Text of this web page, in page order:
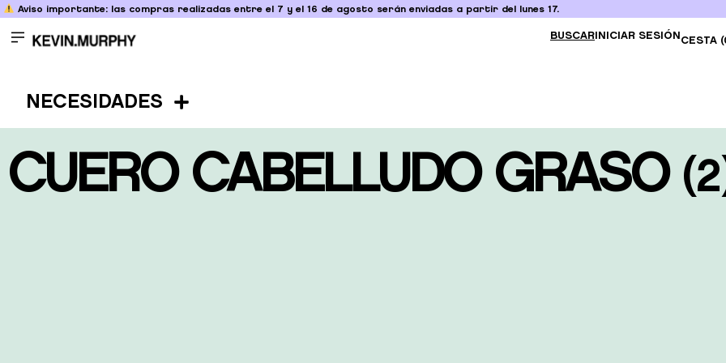
Aviso importante: las compras realizadas entre el 7 y el 16 de agosto serán enviadas a partir del lunes 17.
BUSCAR INICIAR SESIÓN CESTA
NECESIDADES
CUERO CABELLUDO GRASO (2